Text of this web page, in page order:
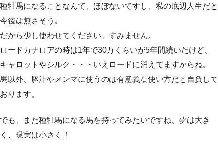
種牡馬になることなんて、ほぼないですし、私の底辺人生だと
今後は無さそう。
だから少し使わせてください、すみません。
ロードカナロアの時は1年で30万くらいが5年間続いたけど、
キャロットやシルク・・・いえロードに消えてますからね。
馬以外、豚汁やメンマに使うのは有意義な使い方だと自負して
おります。
でも、また種牡馬になる馬を持ってみたいですね、夢は大き
く、現実は小さく！